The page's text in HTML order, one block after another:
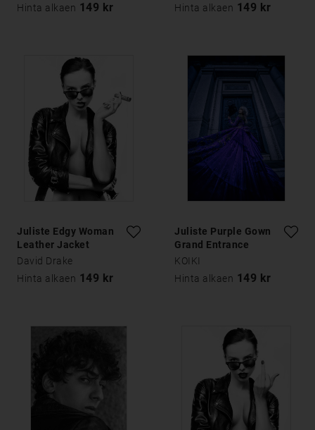
Hinta alkaen 149 kr
Hinta alkaen 149 kr
Juliste Edgy Woman
Leather Jacket
David Drake
Hinta alkaen 149 kr
Juliste Purple Gown
Grand Entrance
KOIKI
Hinta alkaen 149 kr